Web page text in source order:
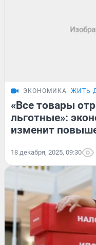
ЭКОНОМИКА ЖИТЬ
«Все товары
льготные»:
изменит
18 декабря, 2025, 09:30